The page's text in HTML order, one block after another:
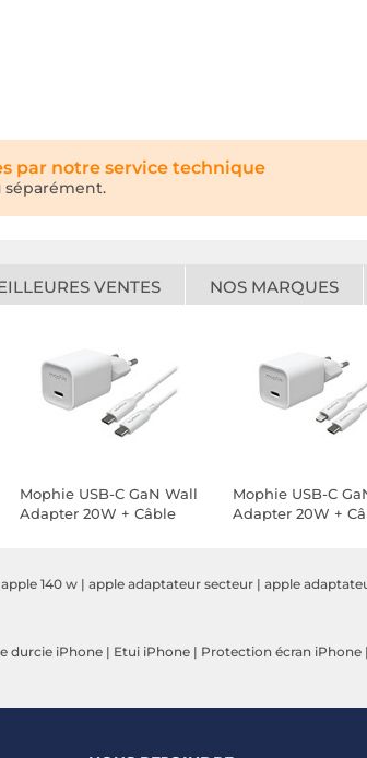
par notre service technique
séparément.
VENTES NOS MARQUES
Mophie USB-C GaN Wall
Adapter 20W + Câble
Mophie USB-C
Adapter 20W +
apple 140 w | apple adaptateur secteur | apple
durcie iPhone | Etui iPhone | Protection écran iPhone |